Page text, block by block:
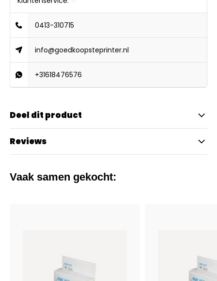
0413-310715
info@goedkoopsteprinter.nl
+31618476576
Deel dit product
Reviews
Vaak samen gekocht: